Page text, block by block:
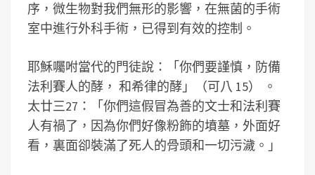
序，微生物對我們無形的影響，在無菌的手術
室中進行外科手術，已得到有效的控制。
耶穌囑咐當代的門徒說：「你們要謹慎，防備
法利賽人的酵， 和希律的酵」（可八 15） 。
太廿三27：「你們這假冒為善的文士和法利賽
人有禍了，因為你們好像粉飾的墳墓，外面好
看，裏面卻裝滿了死人的骨頭和一切污濊。」